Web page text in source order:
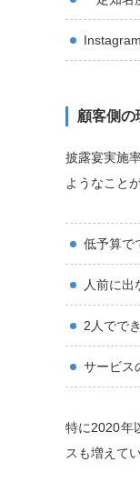
顧客側の
披露宴実施
ようなこと
低予算で
人前に出
2人でで
サービス
特に2020年
スも増えて